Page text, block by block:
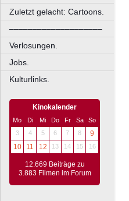
Zuletzt gelacht: Cartoons.
––––––––––––––––––––
Verlosungen.
Jobs.
Kulturlinks.
Kinokalender
Mo Di Mi Do Fr Sa
So
3
4 5 6 7 8
9
10
11 12 13 14 15 16
12.669 Beiträge zu
3.883 Filmen im Forum